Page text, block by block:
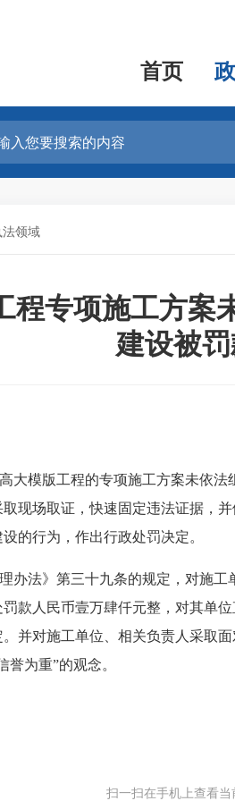
首页
领域
程专项施工方
建设被
大模版工程的专项施工方案未依法
取现场取证，快速固定违法证据， 并
的行为 ，作出行政处罚决定。
办法》 第三十九条的规定 ，对施工
罚款人民币壹万肆仟元整 ，对其单位
。 并对施工单位、相关负责人 采取
誉为重”的观念。
扫一扫在手机上查看当